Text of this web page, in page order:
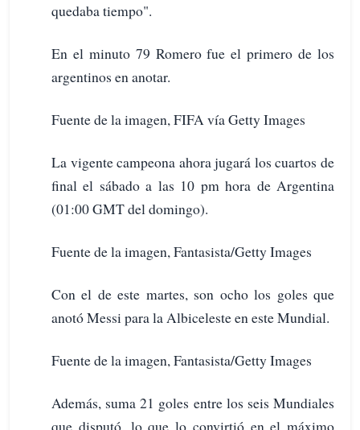
quedaba tiempo".
En el minuto 79 Romero fue el primero de los
argentinos en anotar.
Fuente de la imagen, FIFA vía Getty Images
La vigente campeona ahora jugará los cuartos de
final el sábado a las 10 pm hora de Argentina
(01:00 GMT del domingo).
Fuente de la imagen, Fantasista/Getty Images
Con el de este martes, son ocho los goles que
anotó Messi para la Albiceleste en este Mundial.
Fuente de la imagen, Fantasista/Getty Images
Además, suma 21 goles entre los seis Mundiales
que disputó, lo que lo convirtió en el máximo